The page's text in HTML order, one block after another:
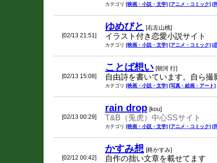
カテゴリ [映画・小説・文学] [アニメ・コミック] [
[02/13 21:51]
ゆめびと [右左山桃]
イラスト付き恋愛小説サイト
カテゴリ [映画・小説・文学] [アニメ・コミック] [
[02/13 15:08]
ことば想い [朝河 行]
自由詩を書いています。自ら
カテゴリ [映画・小説・文学] [写真・絵画・アート]
[02/13 00:29]
rain drop [kou]
T&B（兎虎）中心SSサイト
カテゴリ [映画・小説・文学] [アニメ・コミック] [
[02/12 00:42]
かすみ想 [柊かすみ]
自作の拙い文章を載せてます